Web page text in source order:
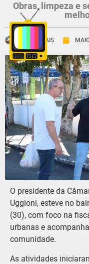
Obras, limpeza e
CNV MAIS
O presidente da
Uggioni, esteve no
(30), com foco na
urbanas e
comunidade.
As atividades